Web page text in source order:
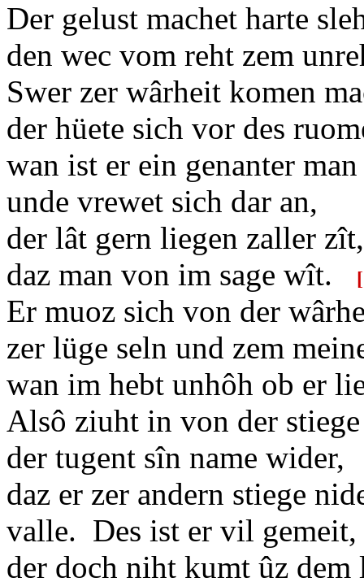
Der gelust machet harte
den wec vom reht zem
Swer zer wârheit komen
der hüete sich vor des
wan ist er ein genanter man
unde vrewet sich dar an,
der lât gern liegen zaller zît,
daz man von im sage wît.
[
Er muoz sich von der
zer lüge seln und zem
wan im hebt unhôh ob er
Alsô ziuht in von der stiege
der tugent sîn name
daz er zer andern stiege
valle. Des ist er vil gemeit,
der doch niht kumt ûz dem